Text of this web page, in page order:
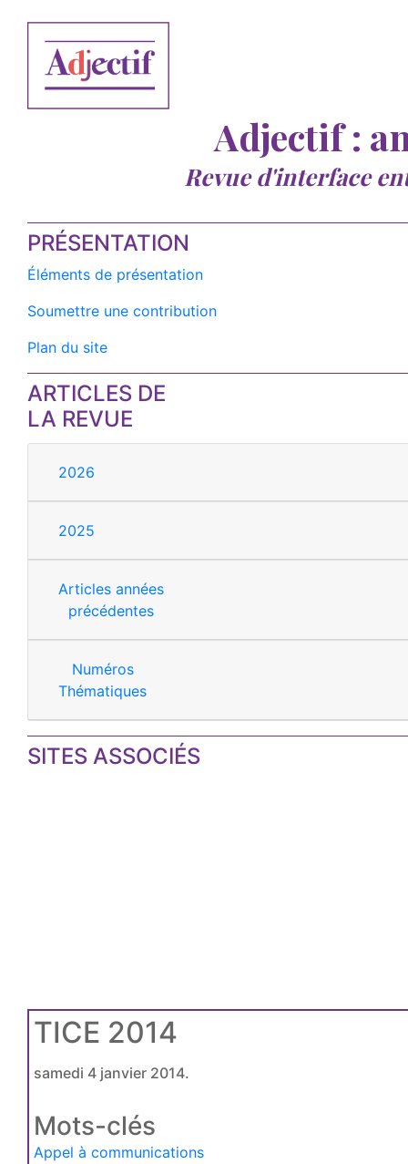
Adjectif :
Revue d'interface
PRÉSENTATION
Éléments de présentation
Soumettre une contribution
Plan du site
ARTICLES DE
LA REVUE
2026
2025
Articles années
précédentes
Numéros
Thématiques
SITES ASSOCIÉS
TICE 2014
samedi 4 janvier 2014.
Mots-clés
Appel à communications